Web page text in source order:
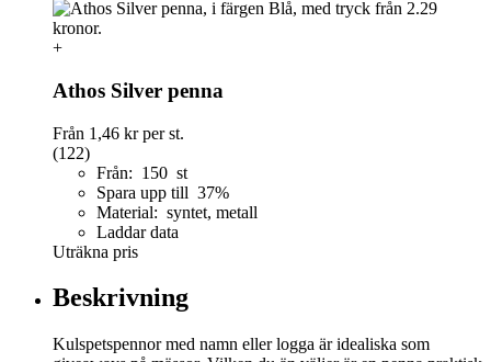
+
Athos Silver penna
Från 1,46 krper st.
(122)
Från: 150 st
Spara upp till 37%
Material: syntet, metall
Laddar data
Uträkna pris
Beskrivning
Kulspetspennor med namn eller logga är idealiska som